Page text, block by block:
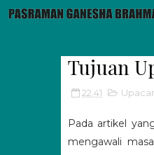
Tujuan
22.41
Pada artikel
mengawali